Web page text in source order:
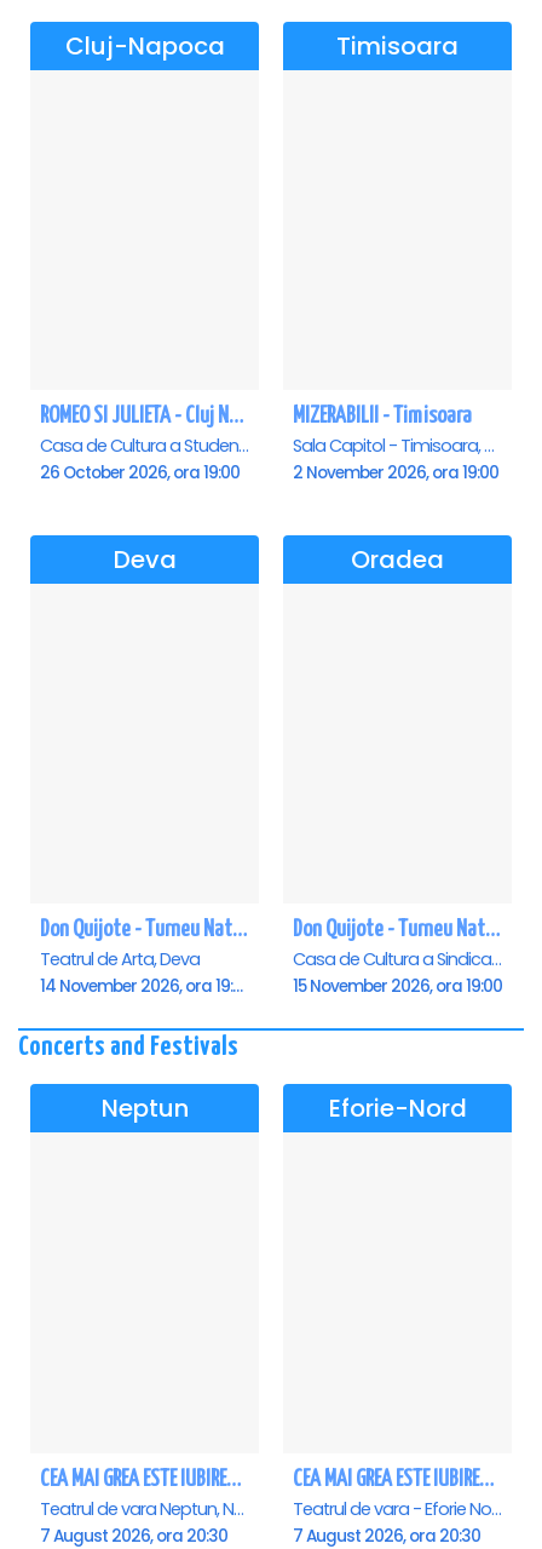
Cluj-Napoca
ROMEO SI JULIETA - Cluj Napoca
Casa de Cultura a Studentilor Dumitru Farcas, Cluj-Napoca
26 October 2026, ora 19:00
Timisoara
MIZERABILII - Timisoara
Sala Capitol - Timisoara, Timisoara
2 November 2026, ora 19:00
Deva
Don Quijote - Turneu National de balet - Deva
Teatrul de Arta, Deva
14 November 2026, ora 19:00
Oradea
Don Quijote - Turneu National de balet - Oradea
Casa de Cultura a Sindicatelor , Oradea
15 November 2026, ora 19:00
Concerts and Festivals
Neptun
CEA MAI GREA ESTE IUBIREA - Neptun
Teatrul de vara Neptun, Neptun
7 August 2026, ora 20:30
Eforie-Nord
CEA MAI GREA ESTE IUBIREA - Eforie Nord
Teatrul de vara - Eforie Nord, Eforie-Nord
7 August 2026, ora 20:30